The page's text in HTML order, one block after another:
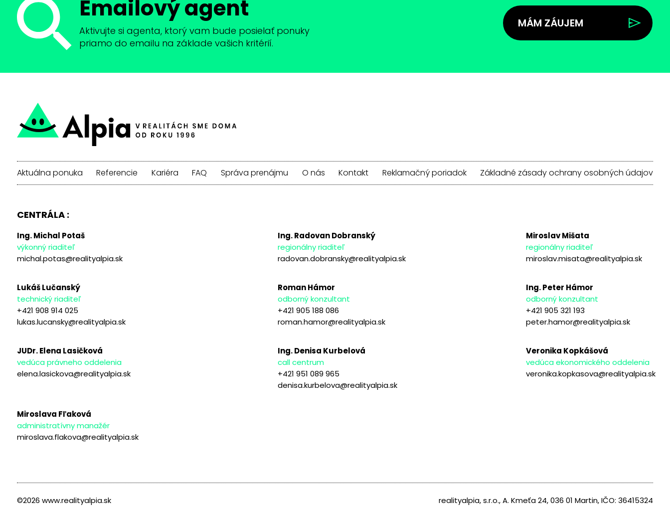
Emailový agent
Aktivujte si agenta, ktorý vam bude posielať ponuky
priamo do emailu na základe vašich kritérií.
MÁM ZÁUJEM
Aktuálna ponuka Referencie Kariéra FAQ Správa prenájmu O nás Kontakt Reklamačný poriadok Základné zásady ochrany osobných údajov
CENTRÁLA :
Ing. Michal Potaš
výkonný riaditeľ
michal.potas@realityalpia.sk
Ing. Radovan Dobranský
regionálny riaditeľ
radovan.dobransky@realityalpia.sk
Miroslav Mišata
regionálny riaditeľ
miroslav.misata@realityalpia.sk
Lukáš Lučanský
technický riaditeľ
+421 908 914 025
lukas.lucansky@realityalpia.sk
Roman Hámor
odborný konzultant
+421 905 188 086
roman.hamor@realityalpia.sk
Ing. Peter Hámor
odborný konzultant
+421 905 321 193
peter.hamor@realityalpia.sk
JUDr. Elena Lasičková
vedúca právneho oddelenia
elena.lasickova@realityalpia.sk
Ing. Denisa Kurbelová
call centrum
+421 951 089 965
denisa.kurbelova@realityalpia.sk
Veronika Kopkášová
vedúca ekonomického oddelenia
veronika.kopkasova@realityalpia.sk
Miroslava Fľaková
administratívny manažér
miroslava.flakova@realityalpia.sk
©2026 www.realityalpia.sk realityalpia, s.r.o., A. Kmeťa 24, 036 01 Martin, IČO: 36415324